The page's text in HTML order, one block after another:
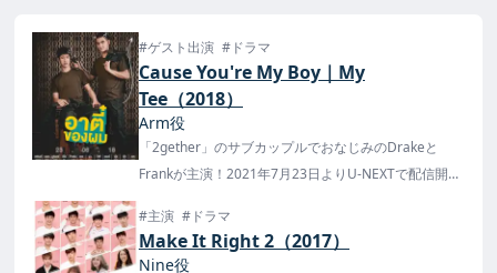
#ゲスト出演 #ドラマ
Cause You're My Boy｜My
Tee（2018）
Arm役
「2gether」のサブカップルでおなじみのDrakeと
Frankが主演！2021年7月23日よりU-NEXTで配信開
#主演 #ドラマ
Make It Right 2（2017）
Nine役